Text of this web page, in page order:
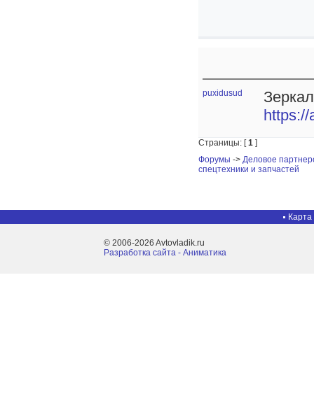
puxidusud
https://
Страницы: [1 ]
Форумы -> Деловое
спецтехники и запчастей
Карта
© 2006-2026 Avtovladik.ru
Разработка сайта - Aниматика